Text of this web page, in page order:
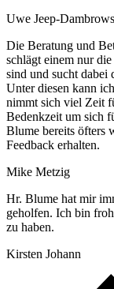
Uwe Jeep-
Die Beratung und
schlägt einem nur
sind und sucht dabei
Unter diesen kann
nimmt sich viel Zeit
Bedenkzeit um sich
Blume bereits öfters
Feedback erhalten.
Mike Metzig
Hr. Blume hat mir
geholfen. Ich bin
zu haben.
Kirsten Johann